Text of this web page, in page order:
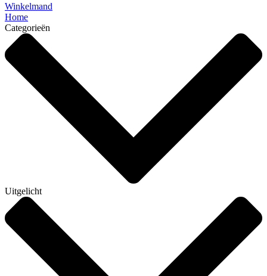
Winkelmand
Home
Categorieën
Uitgelicht